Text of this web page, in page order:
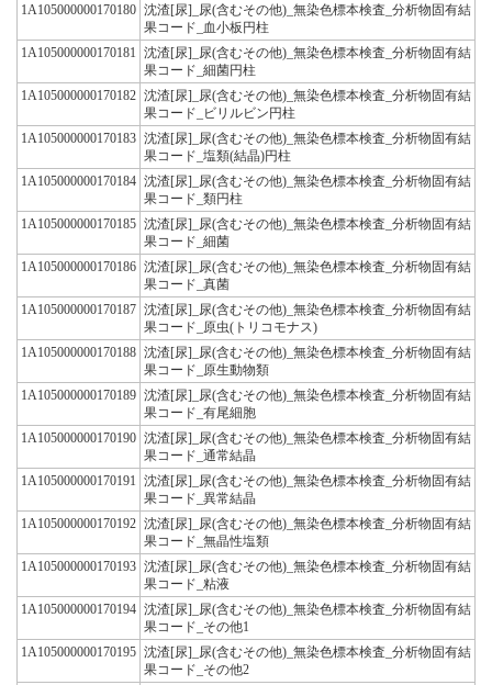
1A105000000170180 沈渣[尿]_尿(含むその他)_無染色標本検査_分析物固有結
果コード_血小板円柱
1A105000000170181
沈渣[尿]_尿(含むその他)_無染色標本検査_分析物固有結
果コード_細菌円柱
1A105000000170182 沈渣[尿]_尿(含むその他)_無染色標本検査_分析物固有結
果コード_ビリルビン円柱
1A105000000170183 沈渣[尿]_尿(含むその他)_無染色標本検査_分析物固有結
果コード_塩類(結晶)円柱
1A105000000170184 沈渣[尿]_尿(含むその他)_無染色標本検査_分析物固有結
果コード_類円柱
1A105000000170185 沈渣[尿]_尿(含むその他)_無染色標本検査_分析物固有結
果コード_細菌
1A105000000170186 沈渣[尿]_尿(含むその他)_無染色標本検査_分析物固有結
果コード_真菌
1A105000000170187 沈渣[尿]_尿(含むその他)_無染色標本検査_分析物固有結
果コード_原虫(トリコモナス)
1A105000000170188 沈渣[尿]_尿(含むその他)_無染色標本検査_分析物固有結
果コード_原生動物類
1A105000000170189 沈渣[尿]_尿(含むその他)_無染色標本検査_分析物固有結
果コード_有尾細胞
1A105000000170190 沈渣[尿]_尿(含むその他)_無染色標本検査_分析物固有結
果コード_通常結晶
1A105000000170191
沈渣[尿]_尿(含むその他)_無染色標本検査_分析物固有結
果コード_異常結晶
1A105000000170192 沈渣[尿]_尿(含むその他)_無染色標本検査_分析物固有結
果コード_無晶性塩類
1A105000000170193 沈渣[尿]_尿(含むその他)_無染色標本検査_分析物固有結
果コード_粘液
1A105000000170194 沈渣[尿]_尿(含むその他)_無染色標本検査_分析物固有結
果コード_その他1
1A105000000170195 沈渣[尿]_尿(含むその他)_無染色標本検査_分析物固有結
果コード_その他2